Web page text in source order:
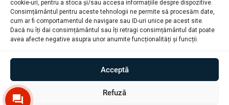
cookie-uri, pentru a stoca și/sau accesa informațiile despre dispozitive.
Consimțământul pentru aceste tehnologii ne permite să procesăm date,
cum ar fi comportamentul de navigare sau ID-uri unice pe acest site.
Dacă nu îți dai consimțământul sau îți retragi consimțământul dat poate
avea afecte negative asupra unor anumite funcționalități și funcții.
Acceptă
Refuză